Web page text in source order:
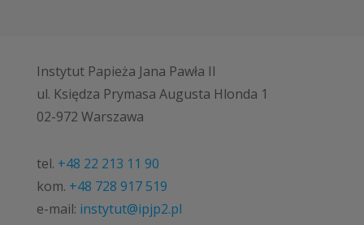
Instytut Papieża Jana Pawła II
ul. Księdza Prymasa Augusta Hlonda 1
02-972 Warszawa
tel. +48 22 213 11 90
kom. +48 728 917 519
e-mail: instytut@ipjp2.pl